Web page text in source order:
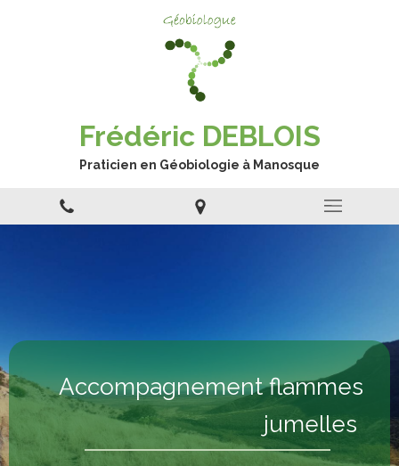
Frédéric DEBLOIS
Praticien en Géobiologie à Manosque
Accompagnement flammes
jumelles